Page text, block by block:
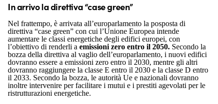
In arrivo la direttiva “case green”
Nel frattempo, è arrivata all’europarlamento la posposta di
direttiva “case green” con cui l’Unione Europea intende
aumentare le classi energetiche degli edifici europei, con
l’obiettivo di renderli a emissioni zero entro il 2050. Secondo la
bozza della direttiva al vaglio dell’europarlamento, i nuovi edifici
dovranno essere a emissioni zero entro il 2030, mentre gli altri
dovranno raggiungere la classe E entro il 2030 e la classe D entro
il 2033. Secondo la bozza, le autorità Ue e nazionali dovranno
inoltre intervenire per facilitare i mutui e i prestiti agevolati per le
ristrutturazioni energetiche.